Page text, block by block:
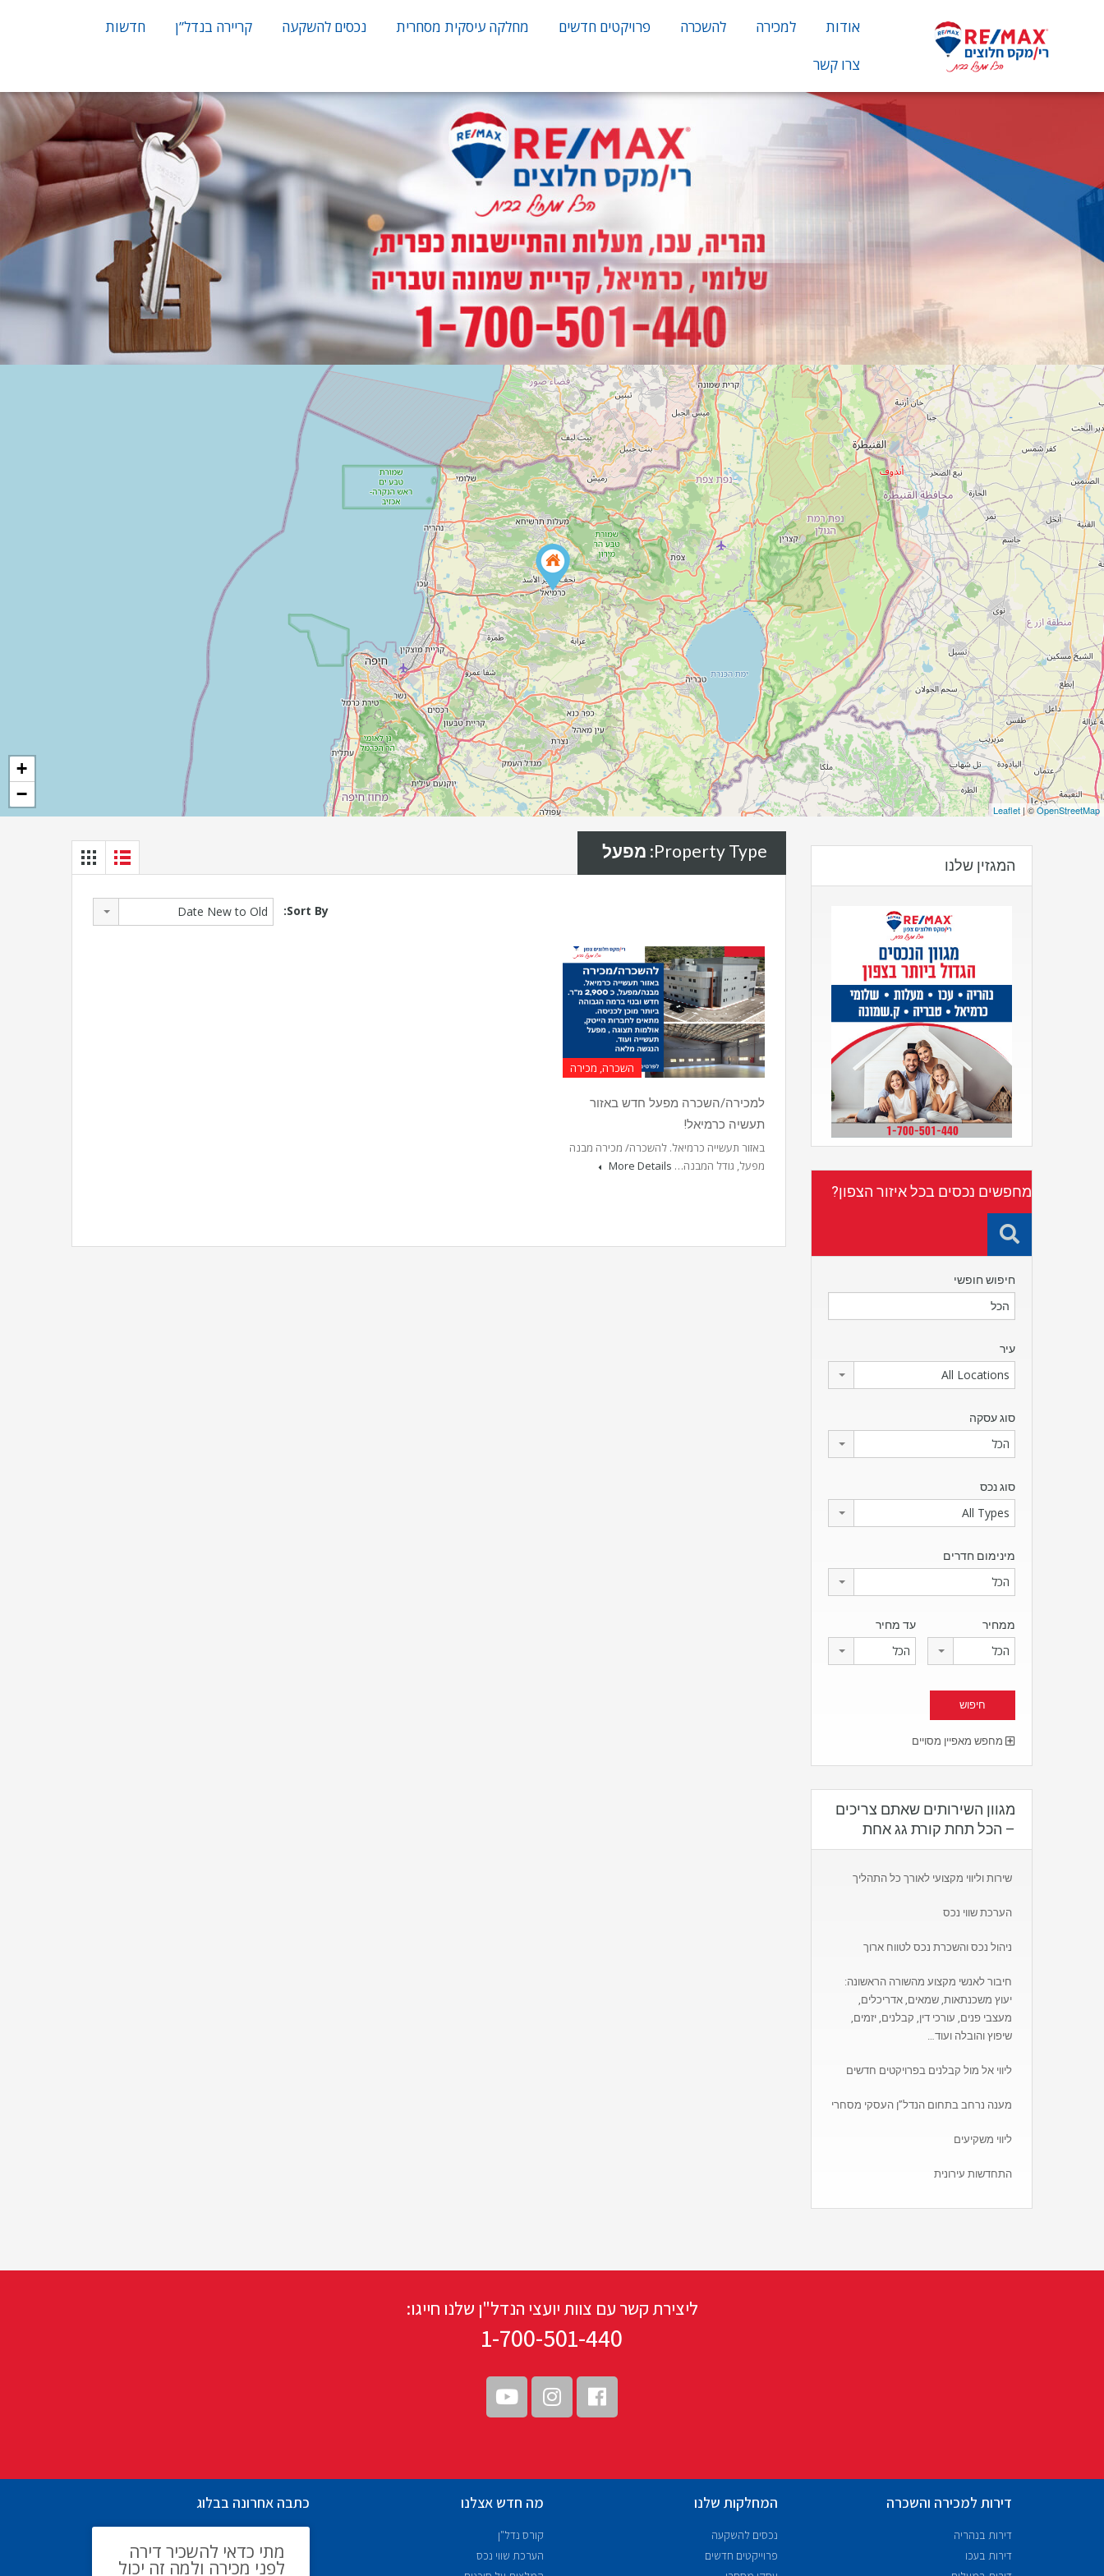
אודות למכירה להשכרה פרויקטים חדשים מחלקה עיסקית מסחרית נכסים להשקעה קריירה בנדל”ן
חדשות
צרו קשר
+
−
Leaflet | ©OpenStreetMap
Property Type: מפעל
Sort By:
Date New to Old
השכרה, מכירה
למכירה/השכרה מפעל חדש באזור
תעשיה כרמיאל!
באזור תעשייה כרמיאל. להשכרה/ מכירה מבנה
מפעל, גודל המבנה… More Details
המגזין שלנו
מחפשים נכסים בכל איזור הצפון?
חיפוש חופשי
עיר
All Locations
סוג עסקה
הכל
סוג נכס
All Types
מינימום חדרים
הכל
ממחיר
הכל
עד מחיר
הכל
מחפש מאפיין מסויים
מגוון השירותים שאתם צריכים
– הכל תחת קורת גג אחת
שירות וליווי מקצועי לאורך כל התהליך
הערכת שווי נכס
ניהול נכס והשכרת נכס לטווח ארוך
חיבור לאנשי מקצוע מהשורה הראשונה:
יעוץ משכנתאות, שמאים, אדריכלים,
מעצבי פנים, עורכי דין, קבלנים, יזמים,
שיפוץ והובלה ועוד…
ליווי אל מול קבלנים בפרויקטים חדשים
מענה נרחב בתחום הנדל”ן העסקי מסחרי
ליווי משקיעים
התחדשות עירונית
ליצירת קשר עם צוות יועצי הנדל"ן שלנו חייגו:
1-700-501-440
1-700-501-440
דירות למכירה והשכרה
דירות בנהריה
דירות בעכו
המחלקות שלנו
נכסים להשקעה
פרוייקטים חדשים
מה חדש אצלנו
קורס נדל"ן
הערכת שווי נכס
כתבה אחרונה בבלוג
מתי כדאי להשכיר דירה
לפני מכירה ולמה זה יכול